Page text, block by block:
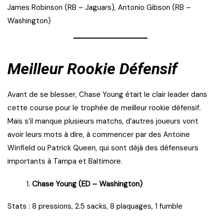
James Robinson (RB – Jaguars), Antonio Gibson (RB –
Washington)
Meilleur Rookie Défensif
Avant de se blesser, Chase Young était le clair leader dans
cette course pour le trophée de meilleur rookie défensif.
Mais s’il manque plusieurs matchs, d’autres joueurs vont
avoir leurs mots à dire, à commencer par des Antoine
Winfield ou Patrick Queen, qui sont déjà des défenseurs
importants à Tampa et Baltimore.
Chase Young (ED – Washington)
Stats : 8 pressions, 2.5 sacks, 8 plaquages, 1 fumble